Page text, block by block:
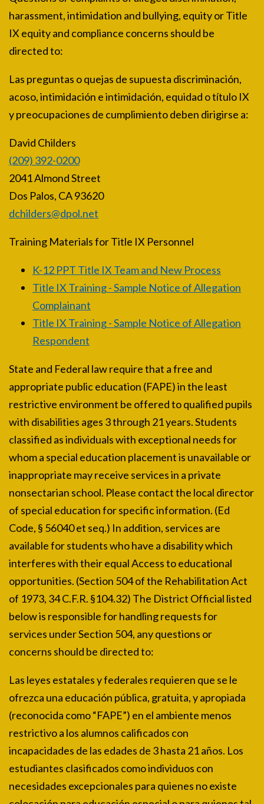
harassment, intimidation and bullying, equity or Title
IX equity and compliance concerns should be
directed to:
Las preguntas o quejas de supuesta discriminación,
acoso, intimidación e intimidación, equidad o título IX
y preocupaciones de cumplimiento deben dirigirse a:
David Childers
(209) 392-0200
2041 Almond Street
Dos Palos, CA 93620
dchilders@dpol.net
Training Materials for Title IX Personnel
K-12 PPT Title IX Team and New Process
Title IX Training - Sample Notice of Allegation
Complainant
Title IX Training - Sample Notice of Allegation
Respondent
State and Federal law require that a free and
appropriate public education (FAPE) in the least
restrictive environment be offered to qualified pupils
with disabilities ages 3 through 21 years. Students
classified as individuals with exceptional needs for
whom a special education placement is unavailable or
inappropriate may receive services in a private
nonsectarian school. Please contact the local director
of special education for specific information. (Ed
Code, § 56040 et seq.) In addition, services are
available for students who have a disability which
interferes with their equal Access to educational
opportunities. (Section 504 of the Rehabilitation Act
of 1973, 34 C.F.R. §104.32) The District Official listed
below is responsible for handling requests for
services under Section 504, any questions or
concerns should be directed to:
Las leyes estatales y federales requieren que se le
ofrezca una educación pública, gratuita, y apropiada
(reconocida como “FAPE”) en el ambiente menos
restrictivo a los alumnos calificados con
incapacidades de las edades de 3 hasta 21 años. Los
estudiantes clasificados como individuos con
necesidades excepcionales para quienes no existe